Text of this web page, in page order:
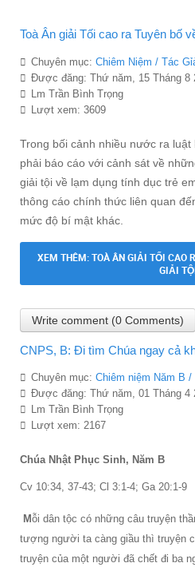
Toà Ân giải Tối cao ra Tuyên bố
Chuyên mục: Chiêm Niệm / Tác
Được đăng: Thứ năm, 15 Tháng 8
Lm Trần Bình Trọng
Lượt xem: 3609
Trong bối cảnh nhiều nước ra
phải báo cáo với cảnh sát về
giải tội về lạm dụng tính dục trẻ
thông cáo chính thức liên quan
mức độ bí mật khác.
XEM THÊM: TOÀ ÂN GIẢI TỐI CAO
GIẢI
Write comment (0 Comments)
CNPS, B: Đi tìm Chúa ngay cả
Chuyên mục: Chiêm niệm Năm B
Được đăng: Thứ năm, 01 Tháng 4
Lm Trần Bình Trọng
Lượt xem: 2167
Chúa Nhật Phục Sinh, Năm B
Cv 10:34, 37-43; Cl 3:1-4; Ga 20:1-9
Mỗi dân tộc có những câu truyện
tượng người ta càng giầu thì truyện
truyện của một người đã chết đi ba